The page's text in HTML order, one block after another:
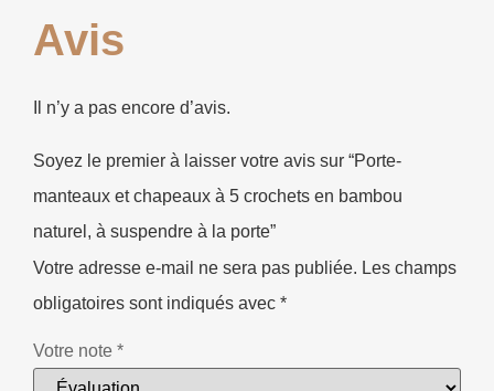
Avis
Il n’y a pas encore d’avis.
Soyez le premier à laisser votre avis sur “Porte-
manteaux et chapeaux à 5 crochets en bambou
naturel, à suspendre à la porte”
Votre adresse e-mail ne sera pas publiée. Les champs
obligatoires sont indiqués avec *
Votre note *